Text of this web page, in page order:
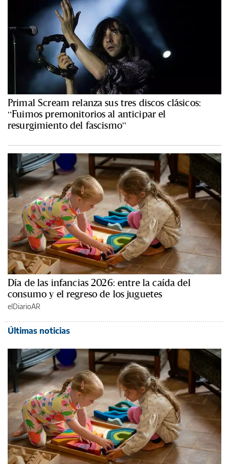
Primal Scream relanza sus tres discos clásicos:
“Fuimos premonitorios al anticipar el
resurgimiento del fascismo”
Día de las infancias 2026: entre la caída del
consumo y el regreso de los juguetes
elDiarioAR
Últimas noticias